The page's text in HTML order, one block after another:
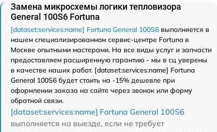
Замена микросхемы логики тепловизора
General 100S6 Fortuna
[dataset:services:name] Fortuna General 100S6 выполняется в
нашем специализированном сервис-центре Fortuna в
Москве опытными мастерами. На все виды услуг и запчасти
предоставляем расширенную гарантию - мы в сц уверены
в качестве наших работ. [dataset:services:name] Fortuna
General 100S6 будет стоить на -15% дешевле при
оформлении заказа на сайте через звонок или форму
обратной связи.
[dataset:services:name] Fortuna General 100S6
выполняется на выезде, если не требует